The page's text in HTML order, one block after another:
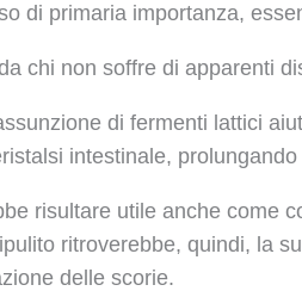
di primaria importanza,
chi non soffre di apparenti
di fermenti lattici
intestinale,
risultare utile anche come
ritroverebbe, quindi, la
delle scorie.